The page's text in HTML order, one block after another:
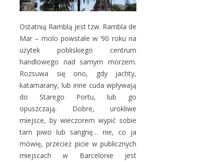
Ostatnią Ramblą jest tzw. Rambla de
Mar – molo powstałe w ’90 roku na
użytek pobliskiego centrum
handlowego nad samym morzem.
Rozsuwa się ono, gdy jachty,
katamarany, lub inne cuda wpływają
do Starego Portu, lub go
opuszczają. Dobre, urokliwe
miejsce, by wieczorem wypić sobie
tam piwo lub sangrię… nie, co ja
mówię, przecież picie w publicznych
miejscach w Barcelonie jest